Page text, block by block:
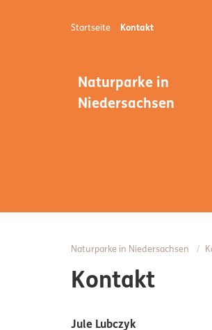
Startseite Kontakt
Naturparke in
Niedersachsen
Naturparke in Niedersachsen
Kontakt
Jule Lubczyk